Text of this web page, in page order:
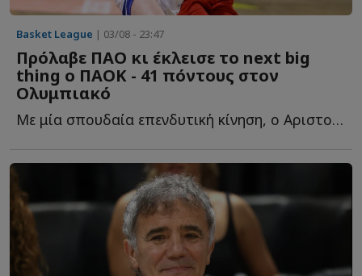
Basket League | 03/08 - 23:47
Πρόλαβε ΠΑΟ κι έκλεισε το next big
thing ο ΠΑΟΚ - 41 πόντους στον
Ολυμπιακό
Με μία σπουδαία επενδυτική κίνηση, ο Αριστοτέλης Μυστακίδης κ...